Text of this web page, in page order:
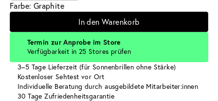
Farbe: Graphite
In den Warenkorb
Termin zur Anprobe im Store
Verfügbarkeit in 25 Stores prüfen
3–5 Tage Lieferzeit (für Sonnenbrillen ohne Stärke)
Kostenloser Sehtest vor Ort
Individuelle Beratung durch ausgebildete Mitarbeiter:innen
30 Tage Zufriedenheitsgarantie